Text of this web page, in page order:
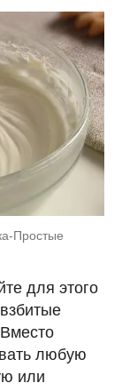
Простые
для этого
любую
или